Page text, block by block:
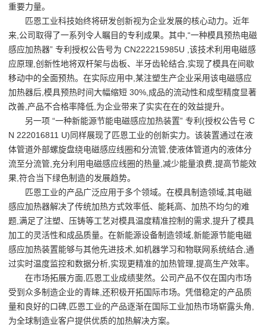
重要力量。
匹恩工业科技始终将研发创新视为企业发展的核心动力。近年
来,公司取得了一系列令人瞩目的专利成果。其中,“一种模具预热电磁
感应加热器” 专利授权公告号为 CN222215985U ,该技术利用电磁感
应原理,创新性地将双杆架与齿板、半牙齿轮结合,实现了模具在间歇
移动中的全面预热。在实际应用中,某注塑生产企业采用该电磁感应
加热器后,模具预热时间大幅缩短 30%,成品的流动性和成型精度显著
改善,产品不合格率降低,为企业带来了实实在在的效益提升。
另一项 “一种新能源节能电磁感应加热装置” 专利(授权公告号 C
N 222016811 U)同样展现了匹恩工业的创新实力。该装置通过在液
体管道外部螺旋盘绕电磁感应线圈和分流管,使液体管道内的液体分
流至分流管,充分利用电磁感应线圈的热量,减少能量浪费,提高节能效
果,符合当下绿色制造的发展趋势。
匹恩工业的产品广泛应用于多个领域。在模具制造领域,其电磁
感应加热器解决了传统加热方式效率低、能耗高、加热不均匀的难
题,满足了注塑、压铸等工艺对模具温度精准控制的需求,提升了模具
加工的灵活性和成品质量。在新能源设备制造领域,新能源节能电磁
感应加热装置能够与其他先进技术,如机器学习和物联网系统结合,通
过实时温度监控和数据分析,实现更精准的加热管理,提高生产效率。
在市场拓展方面,匹恩工业成绩斐然。公司产品不仅在国内市场
受到众多制造企业的青睐,还积极开拓国际市场。凭借稳定的产品质
量和良好的口碑,匹恩工业的产品逐渐在国际工业加热市场崭露头角,
为全球制造业客户提供优质的加热解决方案。